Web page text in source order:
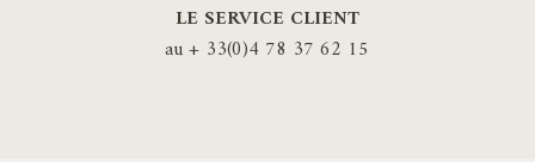
LE SERVICE CLIENT
au + 33(0)4 78 37 62 15